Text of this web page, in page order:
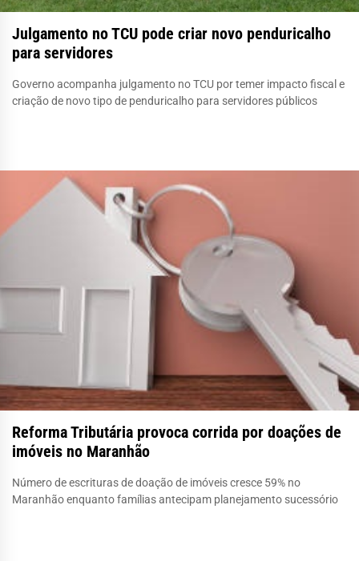
Julgamento no TCU pode criar novo penduricalho
para servidores
Governo acompanha julgamento no TCU por temer impacto fiscal e
criação de novo tipo de penduricalho para servidores públicos
Reforma Tributária provoca corrida por doações de
imóveis no Maranhão
Número de escrituras de doação de imóveis cresce 59% no
Maranhão enquanto famílias antecipam planejamento sucessório